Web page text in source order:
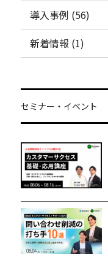
導入事例 (56)
新着情報 (1)
セミナー・イベント